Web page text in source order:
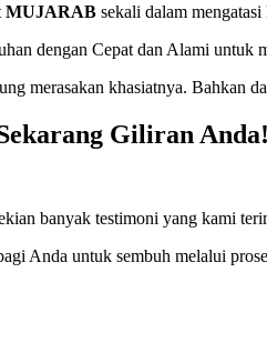
MUJARAB sekali dalam
dengan Cepat dan Alami untuk
merasakan khasiatnya. Bahkan
Giliran
banyak testimoni yang kami
Anda untuk sembuh melalui